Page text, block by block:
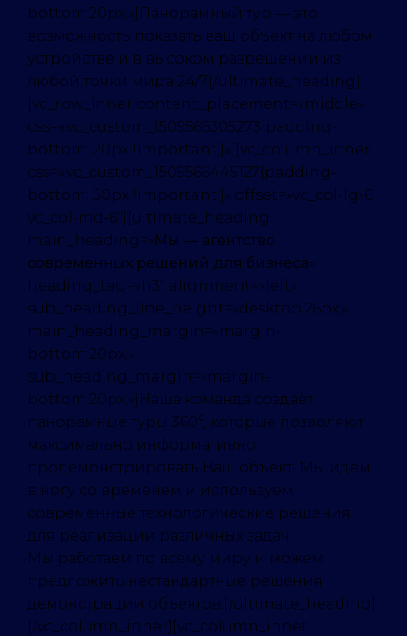
bottom:20px;»]Панорамный тур — это
возможность показать ваш объект на любом
устройстве и в высоком разрешении из
любой точки мира 24/7[/ultimate_heading]
[vc_row_inner content_placement=»middle»
css=».vc_custom_1509566305273{padding-
bottom: 20px !important;}»][vc_column_inner
css=».vc_custom_1509566445127{padding-
bottom: 50px !important;}» offset=»vc_col-lg-6
vc_col-md-6″][ultimate_heading
main_heading=»Мы — агентство
современных решений для бизнеса»
heading_tag=»h3″ alignment=»left»
sub_heading_line_height=»desktop:26px;»
main_heading_margin=»margin-
bottom:20px;»
sub_heading_margin=»margin-
bottom:20px;»]Наша команда создаёт
панорамные туры 360°, которые позволяют
максимально информативно
продемонстрировать Ваш объект. Мы идём
в ногу со временем и используем
современные технологические решения
для реализации различных задач.
Мы работаем по всему миру и можем
предложить нестандартные решения
демонстрации объектов.[/ultimate_heading]
[/vc_column_inner][vc_column_inner